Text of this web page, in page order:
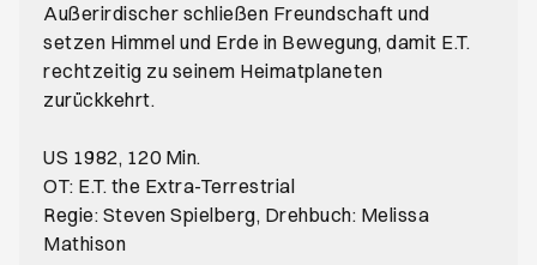
Außerirdischer schließen Freundschaft und
setzen Himmel und Erde in Bewegung, damit E.T.
rechtzeitig zu seinem Heimatplaneten
zurückkehrt.
US 1982, 120 Min.
OT: E.T. the Extra-Terrestrial
Regie: Steven Spielberg, Drehbuch: Melissa
Mathison